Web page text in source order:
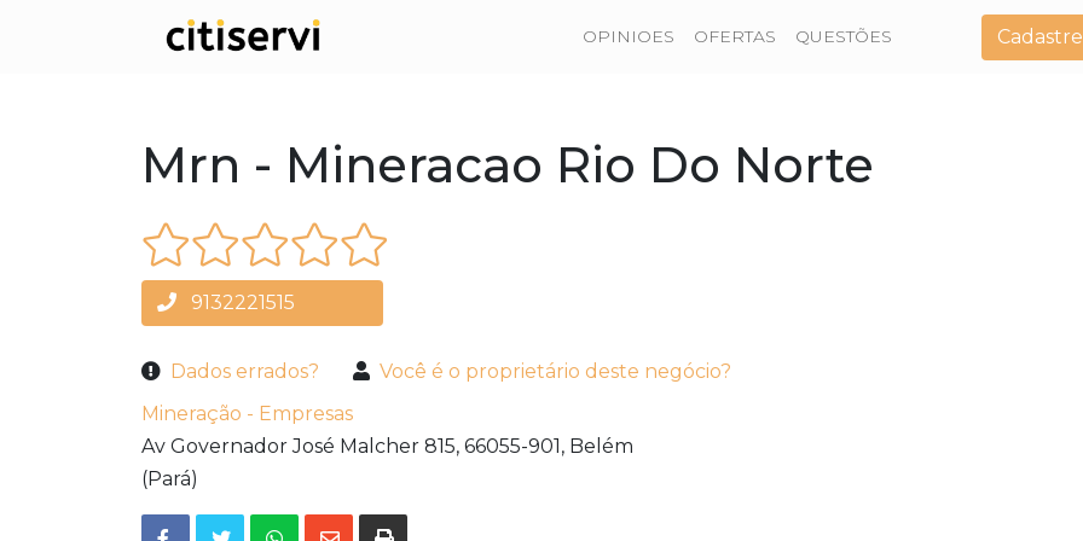
OPINIOES OFERTAS QUESTÕES
Mrn - Mineracao Rio Do Norte
9132221515
Dados errados?
Você é o proprietário deste negócio?
Mineração - Empresas
Av Governador José Malcher 815, 66055-901, Belém
(Pará)